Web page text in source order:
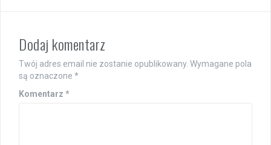
Dodaj komentarz
Twój adres email nie zostanie opublikowany. Wymagane pola
są oznaczone *
Komentarz *